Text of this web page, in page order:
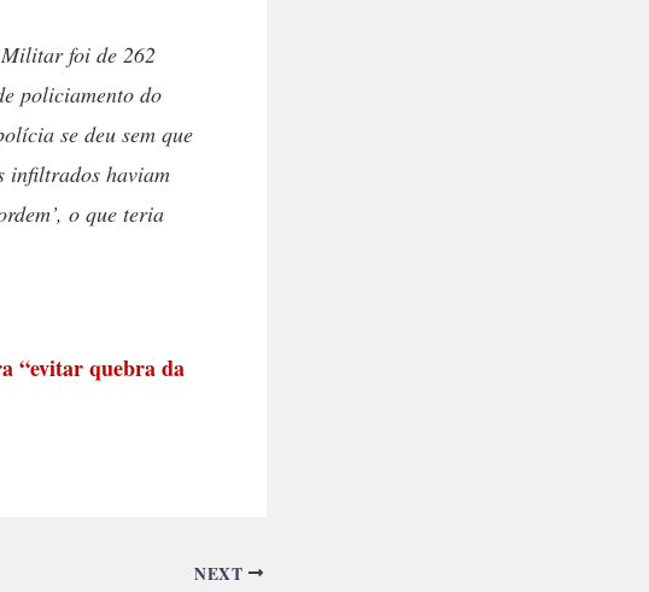
foi de 262
policiamento do
se deu sem que
infiltrados haviam
o que teria
“evitar quebra da
NEXT